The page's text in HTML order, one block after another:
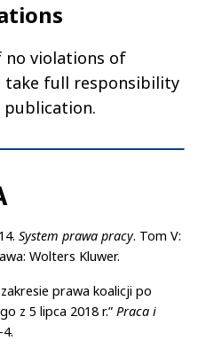
no violations of
take full responsibility
System prawa pracy. Tom V:
Wolters Kluwer.
prawa koalicji po
z 5 lipca 2018 r.” Praca i